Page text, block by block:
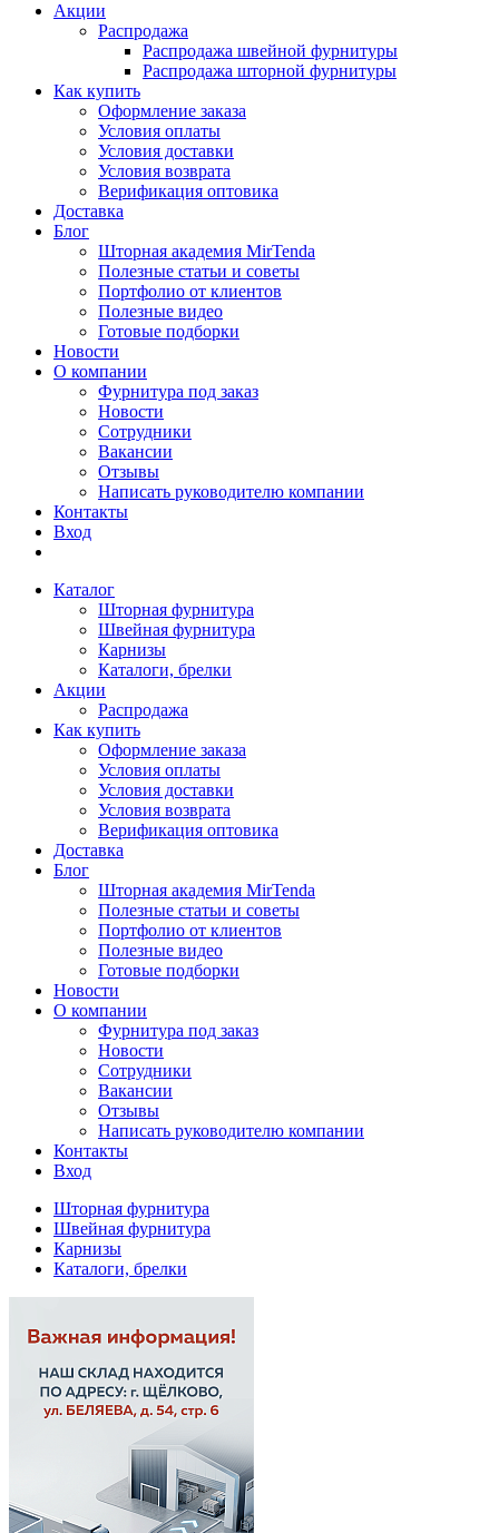
Акции
Распродажа
Распродажа швейной фурнитуры
Распродажа шторной фурнитуры
Как купить
Оформление заказа
Условия оплаты
Условия доставки
Условия возврата
Верификация оптовика
Доставка
Блог
Шторная академия MirTenda
Полезные статьи и советы
Портфолио от клиентов
Полезные видео
Готовые подборки
Новости
О компании
Фурнитура под заказ
Новости
Сотрудники
Вакансии
Отзывы
Написать руководителю компании
Контакты
Вход
Каталог
Шторная фурнитура
Швейная фурнитура
Карнизы
Каталоги, брелки
Акции
Распродажа
Как купить
Оформление заказа
Условия оплаты
Условия доставки
Условия возврата
Верификация оптовика
Доставка
Блог
Шторная академия MirTenda
Полезные статьи и советы
Портфолио от клиентов
Полезные видео
Готовые подборки
Новости
О компании
Фурнитура под заказ
Новости
Сотрудники
Вакансии
Отзывы
Написать руководителю компании
Контакты
Вход
Шторная фурнитура
Швейная фурнитура
Карнизы
Каталоги, брелки